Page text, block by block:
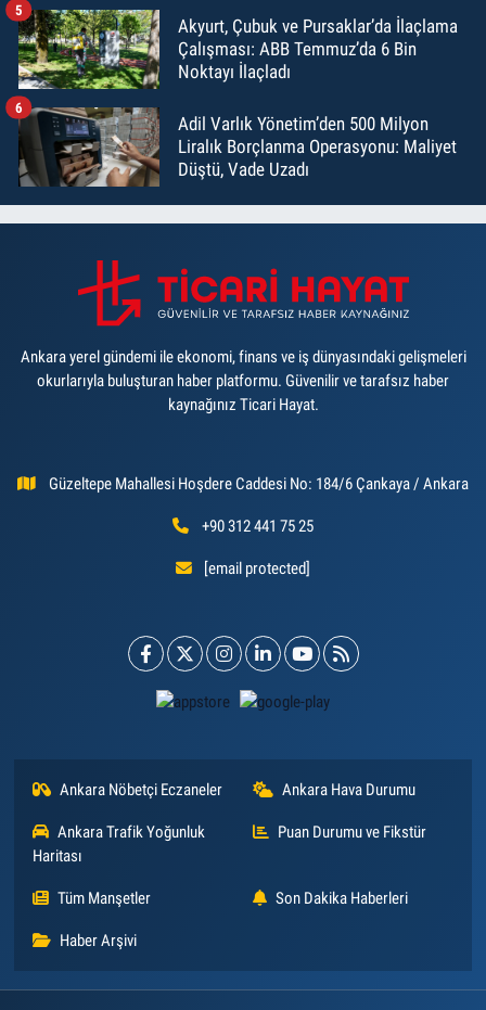
Akyurt, Çubuk ve Pursaklar’da İlaçlama
Çalışması: ABB Temmuz’da 6 Bin
Noktayı İlaçladı
5
Adil Varlık Yönetim’den 500 Milyon
Liralık Borçlanma Operasyonu: Maliyet
Düştü, Vade Uzadı
6
Ankara yerel gündemi ile ekonomi, finans ve iş dünyasındaki gelişmeleri
okurlarıyla buluşturan haber platformu. Güvenilir ve tarafsız haber
kaynağınız Ticari Hayat.
Güzeltepe Mahallesi Hoşdere Caddesi No: 184/6 Çankaya / Ankara
+90 312 441 75 25
[email protected]
Ankara Nöbetçi Eczaneler Ankara Hava Durumu
Ankara Trafik Yoğunluk
Haritası
Puan Durumu ve Fikstür
Tüm Manşetler Son Dakika Haberleri
Haber Arşivi